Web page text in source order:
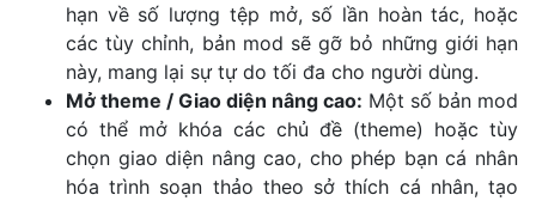
hạn về số lượng tệp mở, số lần hoàn tác, hoặc
các tùy chỉnh, bản mod sẽ gỡ bỏ những giới hạn
này, mang lại sự tự do tối đa cho người dùng.
Mở theme / Giao diện nâng cao: Một số bản mod
có thể mở khóa các chủ đề (theme) hoặc tùy
chọn giao diện nâng cao, cho phép bạn cá nhân
hóa trình soạn thảo theo sở thích cá nhân, tạo